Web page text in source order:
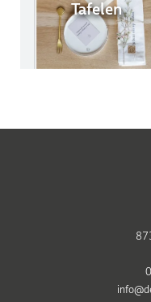
Tafelen